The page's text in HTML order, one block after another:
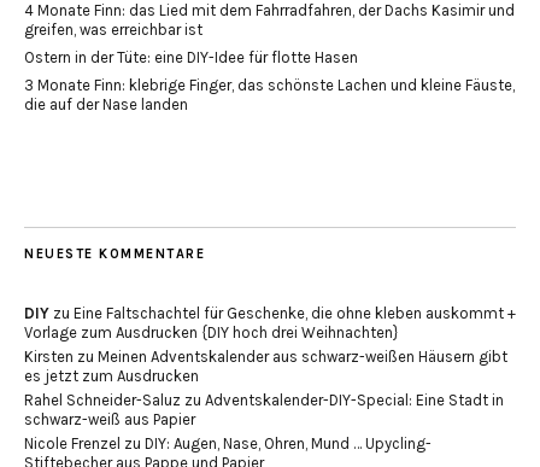
4 Monate Finn: das Lied mit dem Fahrradfahren, der Dachs Kasimir und
greifen, was erreichbar ist
Ostern in der Tüte: eine DIY-Idee für flotte Hasen
3 Monate Finn: klebrige Finger, das schönste Lachen und kleine Fäuste,
die auf der Nase landen
NEUESTE KOMMENTARE
DIY zu Eine Faltschachtel für Geschenke, die ohne kleben auskommt +
Vorlage zum Ausdrucken {DIY hoch drei Weihnachten}
Kirsten zu Meinen Adventskalender aus schwarz-weißen Häusern gibt
es jetzt zum Ausdrucken
Rahel Schneider-Saluz zu Adventskalender-DIY-Special: Eine Stadt in
schwarz-weiß aus Papier
Nicole Frenzel zu DIY: Augen, Nase, Ohren, Mund … Upycling-
Stiftebecher aus Pappe und Papier